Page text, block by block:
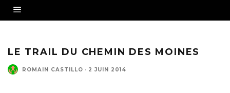
LE TRAIL DU CHEMIN DES MOINES
ROMAIN CASTILLO · 2 JUIN 2014